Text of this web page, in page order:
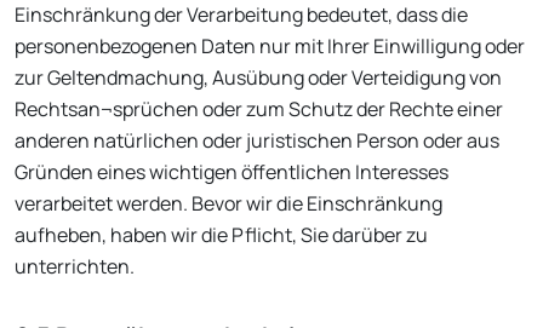
Einschränkung der Verarbeitung bedeutet, dass die
personenbezogenen Daten nur mit Ihrer Einwilligung oder
zur Geltendmachung, Ausübung oder Verteidigung von
Rechtsan¬sprüchen oder zum Schutz der Rechte einer
anderen natürlichen oder juristischen Person oder aus
Gründen eines wichtigen öffentlichen Interesses
verarbeitet werden. Bevor wir die Einschränkung
aufheben, haben wir die Pflicht, Sie darüber zu
unterrichten.